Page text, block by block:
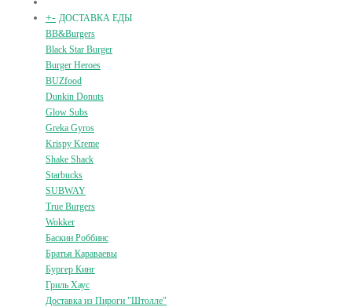
+- ДОСТАВКА ЕДЫ
BB&Burgers
Black Star Burger
Burger Heroes
BUZfood
Dunkin Donuts
Glow Subs
Greka Gyros
Krispy Kreme
Shake Shack
Starbucks
SUBWAY
True Burgers
Wokker
Баскин Роббинс
Братья Караваевы
Бургер Кинг
Гриль Хаус
Доставка из Пироги "Штолле"